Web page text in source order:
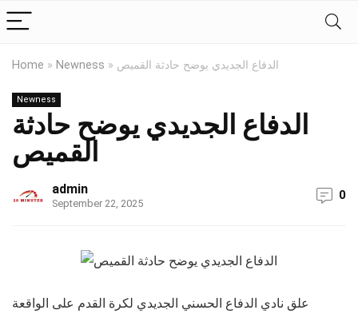
Home » Newness » الدفاع الجديدي يوضح حادثة القميص
Newness
الدفاع الجديدي يوضح حادثة
القميص
admin
September 22, 2025
0
علق نادي الدفاع الحسني الجديدي لكرة القدم على الواقعة